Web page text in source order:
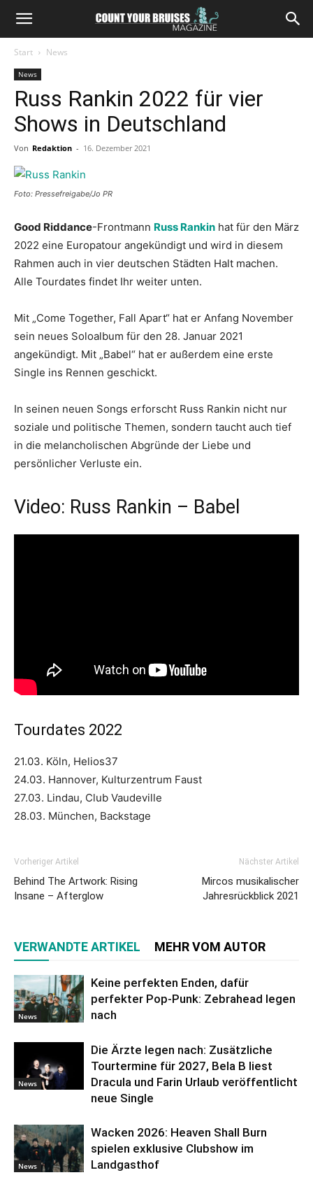
Start News
News
Russ Rankin 2022 für vier
Shows in Deutschland
Von Redaktion - 16. Dezember 2021
Foto: Pressefreigabe/Jo PR
Good Riddance-Frontmann Russ Rankin hat für den März
2022 eine Europatour angekündigt und wird in diesem
Rahmen auch in vier deutschen Städten Halt machen.
Alle Tourdates findet Ihr weiter unten.
Mit „Come Together, Fall Apart“ hat er Anfang November
sein neues Soloalbum für den 28. Januar 2021
angekündigt. Mit „Babel“ hat er außerdem eine erste
Single ins Rennen geschickt.
In seinen neuen Songs erforscht Russ Rankin nicht nur
soziale und politische Themen, sondern taucht auch tief
in die melancholischen Abgründe der Liebe und
persönlicher Verluste ein.
Video: Russ Rankin – Babel
Tourdates 2022
21.03. Köln, Helios37
24.03. Hannover, Kulturzentrum Faust
27.03. Lindau, Club Vaudeville
28.03. München, Backstage
Vorheriger Artikel
Behind The Artwork: Rising
Insane – Afterglow
Nächster Artikel
Mircos musikalischer
Jahresrückblick 2021
VERWANDTE ARTIKEL MEHR VOM AUTOR
News
Keine perfekten Enden, dafür
perfekter Pop-Punk: Zebrahead legen
nach
News
Die Ärzte legen nach: Zusätzliche
Tourtermine für 2027, Bela B liest
Dracula und Farin Urlaub veröffentlicht
neue Single
News
Wacken 2026: Heaven Shall Burn
spielen exklusive Clubshow im
Landgasthof